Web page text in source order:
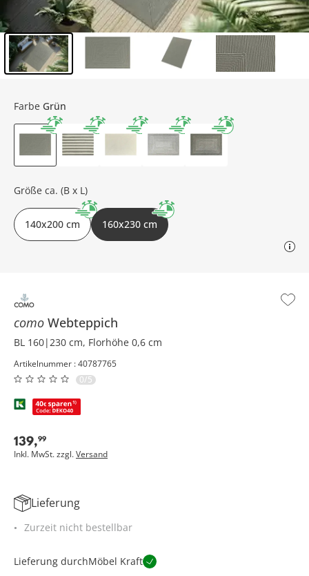
como Webteppich
BL 160|230 cm, Florhöhe 0,6 cm
Artikelnummer : 40787765
0/5
139,99
Inkl. MwSt. zzgl.Versand
Farbe Grün
Größe ca. (B x L)
140x200 cm 160x230 cm
Lieferung
Zurzeit nicht bestellbar
Lieferung durchMöbel Kraft